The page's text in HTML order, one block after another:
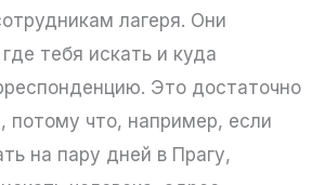
лагеря. Они
тебя искать и куда
Это достаточно
потому что, например, если
на пару дней в Прагу,